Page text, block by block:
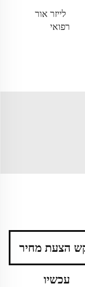
לייזר אור
רפואי
הצעת מחיר
עכשיו